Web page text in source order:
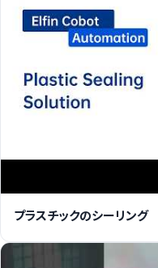
プラスチックのシーリング